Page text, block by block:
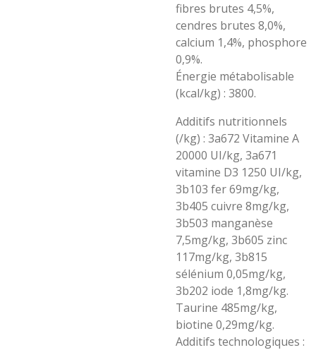
fibres brutes 4,5%,
cendres brutes 8,0%,
calcium 1,4%, phosphore
0,9%.
Énergie métabolisable
(kcal/kg) : 3800.
Additifs nutritionnels
(/kg) : 3a672 Vitamine A
20000 UI/kg, 3a671
vitamine D3 1250 UI/kg,
3b103 fer 69mg/kg,
3b405 cuivre 8mg/kg,
3b503 manganèse
7,5mg/kg, 3b605 zinc
117mg/kg, 3b815
sélénium 0,05mg/kg,
3b202 iode 1,8mg/kg.
Taurine 485mg/kg,
biotine 0,29mg/kg.
Additifs technologiques :